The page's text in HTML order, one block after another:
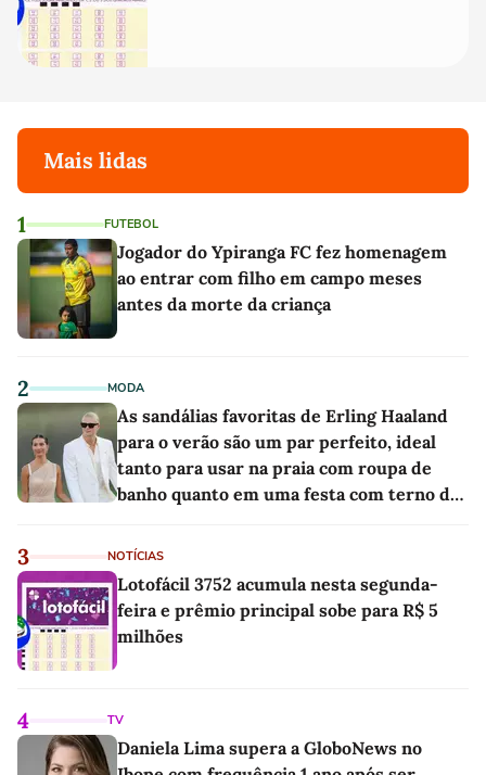
Mais lidas
1 FUTEBOL
Jogador do Ypiranga FC fez homenagem
ao entrar com filho em campo meses
antes da morte da criança
2 MODA
As sandálias favoritas de Erling Haaland
para o verão são um par perfeito, ideal
tanto para usar na praia com roupa de
banho quanto em uma festa com terno de
3 NOTÍCIAS
Lotofácil 3752 acumula nesta segunda-
feira e prêmio principal sobe para R$ 5
milhões
4 TV
Daniela Lima supera a GloboNews no